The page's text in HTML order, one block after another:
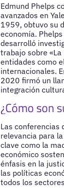
Edmund Phelps
avanzados en
1959, obtuvo su
economía.
desarrolló
trabajo sobre
entidades como
internacionales.
2020 firmó un
integración
¿Cómo son
Las conferencias
relevancia para
clave como la
económico
énfasis en la
las políticas
todos los